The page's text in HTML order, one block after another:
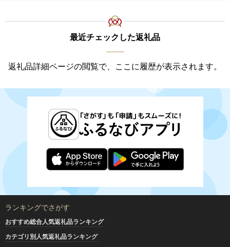
最近チェックした返礼品
返礼品詳細ページの閲覧で、ここに履歴が表示されます。
ランキングでさがす
おすすめ総合人気返礼品ランキング
カテゴリ別人気返礼品ランキング